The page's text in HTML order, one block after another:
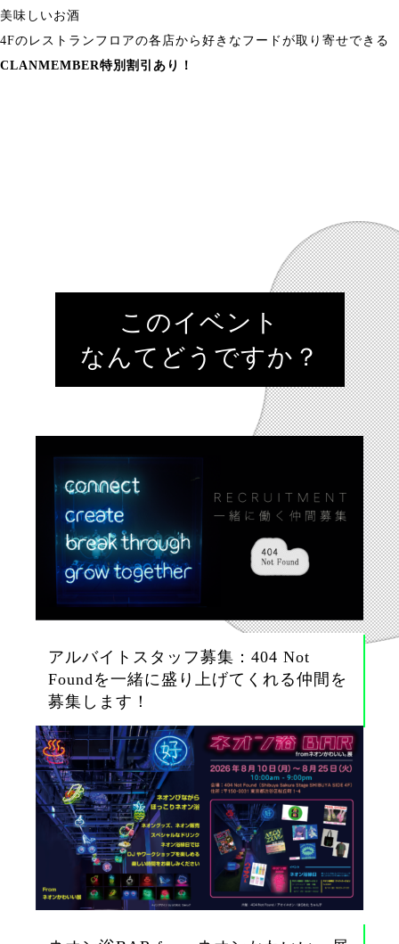
美味しいお酒
4Fのレストランフロアの各店から好きなフードが取り寄せできる
CLANMEMBER特別割引あり！
このイベント
なんてどうですか？
アルバイトスタッフ募集：404 Not
Foundを一緒に盛り上げてくれる仲間を
募集します！